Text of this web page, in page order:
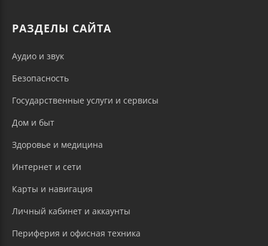
РАЗДЕЛЫ САЙТА
Аудио и звук
Безопасность
Государственные услуги и сервисы
Дом и быт
Здоровье и медицина
Интернет и сети
Карты и навигация
Личный кабинет и аккаунты
Периферия и офисная техника